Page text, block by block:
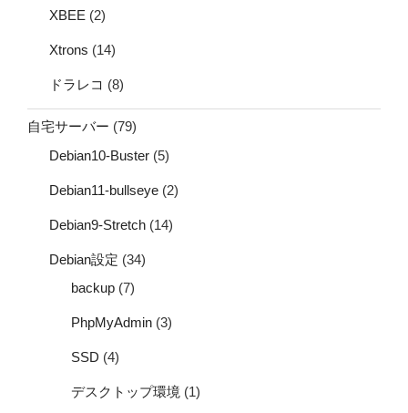
XBEE (2)
Xtrons (14)
ドラレコ (8)
自宅サーバー (79)
Debian10-Buster (5)
Debian11-bullseye (2)
Debian9-Stretch (14)
Debian設定 (34)
backup (7)
PhpMyAdmin (3)
SSD (4)
デスクトップ環境 (1)